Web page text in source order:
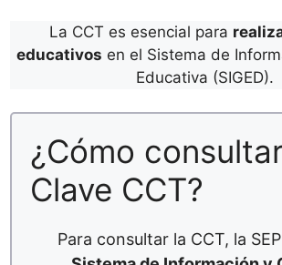
La CCT es esencial para
educativos en el Sistema de
Educativa (SIGED).
¿Cómo
Clave CCT?
Para consultar la CCT, la